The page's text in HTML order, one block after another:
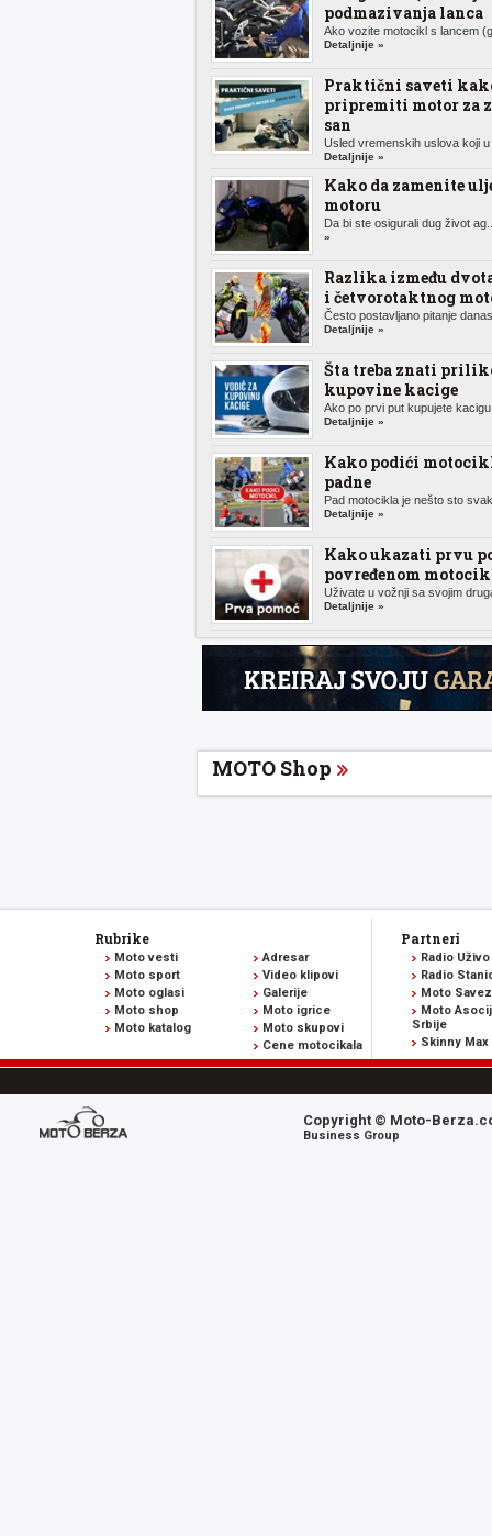
podmazivanja lanca
Ako vozite motocikl s lancem
Detaljnije »
Praktični saveti
pripremiti motor za
san
Usled vremenskih uslova koji
Detaljnije »
Kako da zamenite
motoru
Da bi ste osigurali dug život
»
Razlika između
i četvorotaktnog
Često postavljano pitanje
Detaljnije »
Šta treba znati
kupovine kacige
Ako po prvi put kupujete
Detaljnije »
Kako podići
padne
Pad motocikla je nešto sto
Detaljnije »
Kako ukazati prvu
povređenom
Uživate u vožnji sa svojim
Detaljnije »
MOTO Shop
Rubrike
Moto vesti
Moto sport
Moto oglasi
Moto shop
Moto katalog
Adresar
Video klipovi
Galerije
Moto igrice
Moto skupovi
Cene motocikala
Partneri
Radio Uživo
Radio
Moto
Moto
Srbije
Skinny Max
Copyright © Moto-
Business Group